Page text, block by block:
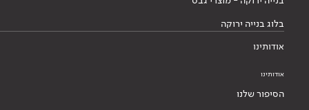
בלוג בנייה ירוקה
אודותינו
אודותינו
הסיפור שלנו